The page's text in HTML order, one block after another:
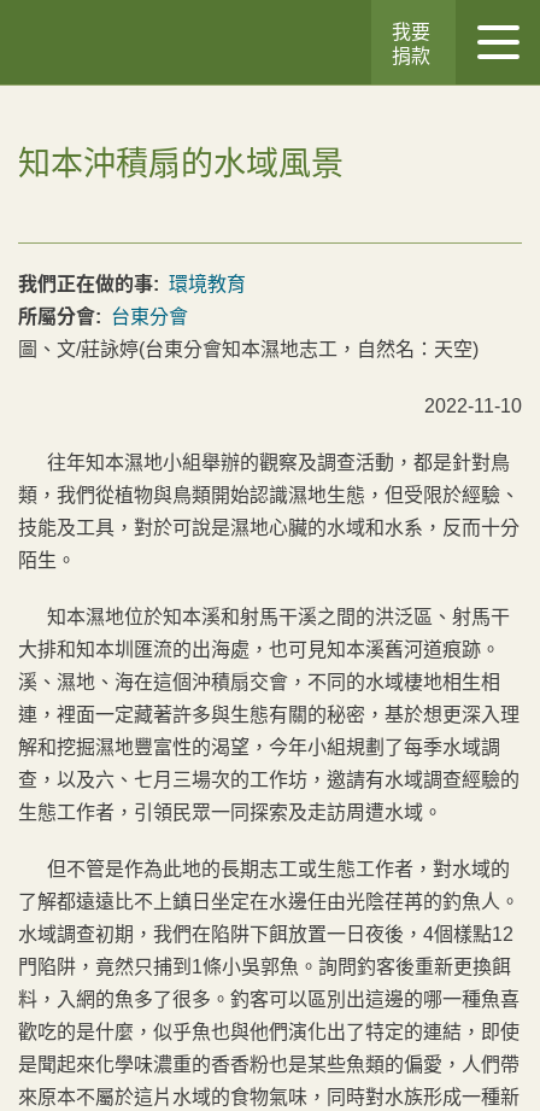
我要
捐款
知本沖積扇的水域風景
我們正在做的事: 環境教育
所屬分會: 台東分會
圖、文/莊詠婷(台東分會知本濕地志工，自然名：天空)
2022-11-10
往年知本濕地小組舉辦的觀察及調查活動，都是針對鳥
類，我們從植物與鳥類開始認識濕地生態，但受限於經驗、
技能及工具，對於可說是濕地心臟的水域和水系，反而十分
陌生。
知本濕地位於知本溪和射馬干溪之間的洪泛區、射馬干
大排和知本圳匯流的出海處，也可見知本溪舊河道痕跡。
溪、濕地、海在這個沖積扇交會，不同的水域棲地相生相
連，裡面一定藏著許多與生態有關的秘密，基於想更深入理
解和挖掘濕地豐富性的渴望，今年小組規劃了每季水域調
查，以及六、七月三場次的工作坊，邀請有水域調查經驗的
生態工作者，引領民眾一同探索及走訪周遭水域。
但不管是作為此地的長期志工或生態工作者，對水域的
了解都遠遠比不上鎮日坐定在水邊任由光陰荏苒的釣魚人。
水域調查初期，我們在陷阱下餌放置一日夜後，4個樣點12
門陷阱，竟然只捕到1條小吳郭魚。詢問釣客後重新更換餌
料，入網的魚多了很多。釣客可以區別出這邊的哪一種魚喜
歡吃的是什麼，似乎魚也與他們演化出了特定的連結，即使
是聞起來化學味濃重的香香粉也是某些魚類的偏愛，人們帶
來原本不屬於這片水域的食物氣味，同時對水族形成一種新